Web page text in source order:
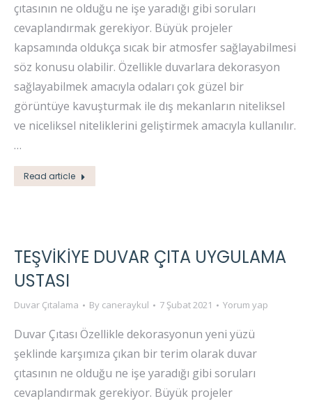
çıtasının ne olduğu ne işe yaradığı gibi soruları
cevaplandırmak gerekiyor. Büyük projeler
kapsamında oldukça sıcak bir atmosfer sağlayabilmesi
söz konusu olabilir. Özellikle duvarlara dekorasyon
sağlayabilmek amacıyla odaları çok güzel bir
görüntüye kavuşturmak ile dış mekanların niteliksel
ve niceliksel niteliklerini geliştirmek amacıyla kullanılır.
…
Read article
TEŞVIKIYE DUVAR ÇITA UYGULAMA
USTASI
Duvar Çıtalama By caneraykul 7 Şubat 2021 Yorum yap
Duvar Çıtası Özellikle dekorasyonun yeni yüzü
şeklinde karşımıza çıkan bir terim olarak duvar
çıtasının ne olduğu ne işe yaradığı gibi soruları
cevaplandırmak gerekiyor. Büyük projeler